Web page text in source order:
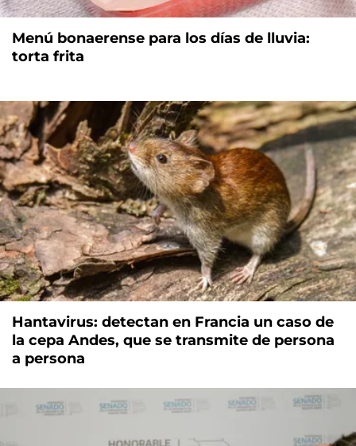
Menú bonaerense para los días de lluvia:
torta frita
Hantavirus: detectan en Francia un caso de
la cepa Andes, que se transmite de persona
a persona